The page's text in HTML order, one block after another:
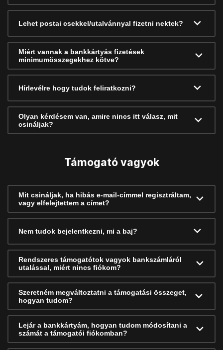
Lehet postai csekkel/utalvánnyal fizetni nektek?
Miért vannak a bankkártyás fizetések
minimumösszegekhez kötve?
Hírlevélre hogy tudok feliratkozni?
Olyan kérdésem van, amire nincs itt válasz, mit
csináljak?
Támogató vagyok
Mit csináljak, ha hibás e-mail-címmel regisztráltam,
vagy elfelejtettem a címet?
Nem tudok bejelentkezni, mi a baj?
Rendszeres támogatótok vagyok bankszámláról
utalással, miért nincs fiókom?
Szeretném megváltoztatni a támogatási összeget,
hogyan tudom?
Lejár a bankkártyám, hogyan tudom módosítani a
számát a támogatói fiókomban?